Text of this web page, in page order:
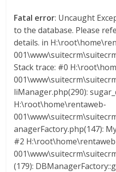
Fatal error: Uncaught
to the database. Please
details. in
Stack trace: #0
liManager.php(290):
H:\root\home\rentaweb-
anagerFactory.php(147):
#2
(179):